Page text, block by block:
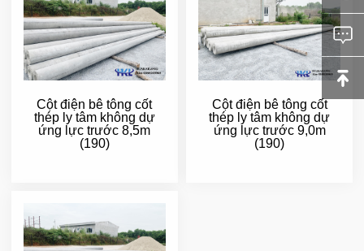
Cột điện bê tông cốt
thép ly tâm không dự
ứng lực trước 8,5m
(190)
Cột điện bê tông cốt
thép ly tâm không dự
ứng lực trước 9,0m
(190)